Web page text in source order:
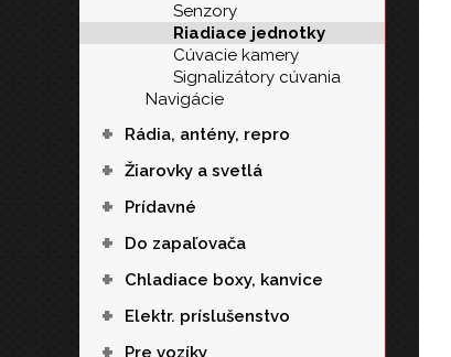
Senzory
Riadiace jednotky
Cúvacie kamery
Signalizátory cúvania
Navigácie
+ Rádia, antény, repro
+ Žiarovky a svetlá
+ Prídavné
+ Do zapaľovača
+ Chladiace boxy, kanvice
+ Elektr. príslušenstvo
Pre vozíky